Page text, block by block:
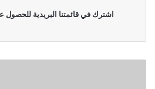
اشترك في قائمتنا البريدية للحصول